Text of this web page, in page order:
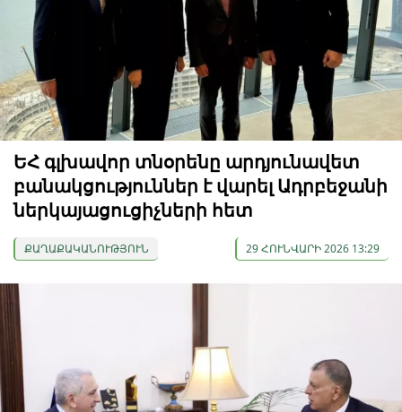
ԵՀ գլխավոր տնօրենը արդյունավետ
բանակցություններ է վարել Ադրբեջանի
ներկայացուցիչների հետ
ՔԱՂԱՔԱԿԱՆՈՒԹՅՈՒՆ 29 ՀՈՒՆՎԱՐԻ 2026 13:29